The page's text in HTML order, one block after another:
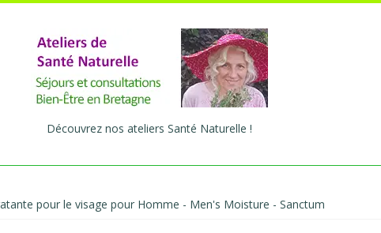
Découvrez nos ateliers Santé Naturelle !
pour le visage pour Homme - Men's Moisture - Sanctum